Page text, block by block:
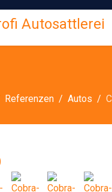
Referenzen Autos